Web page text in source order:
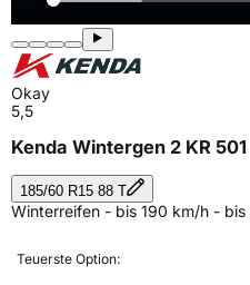
Okay
5,5
Kenda Wintergen 2 KR 501
185/60 R15 88 T
Winterreifen - bis 190 km/h -
Teuerste Option: